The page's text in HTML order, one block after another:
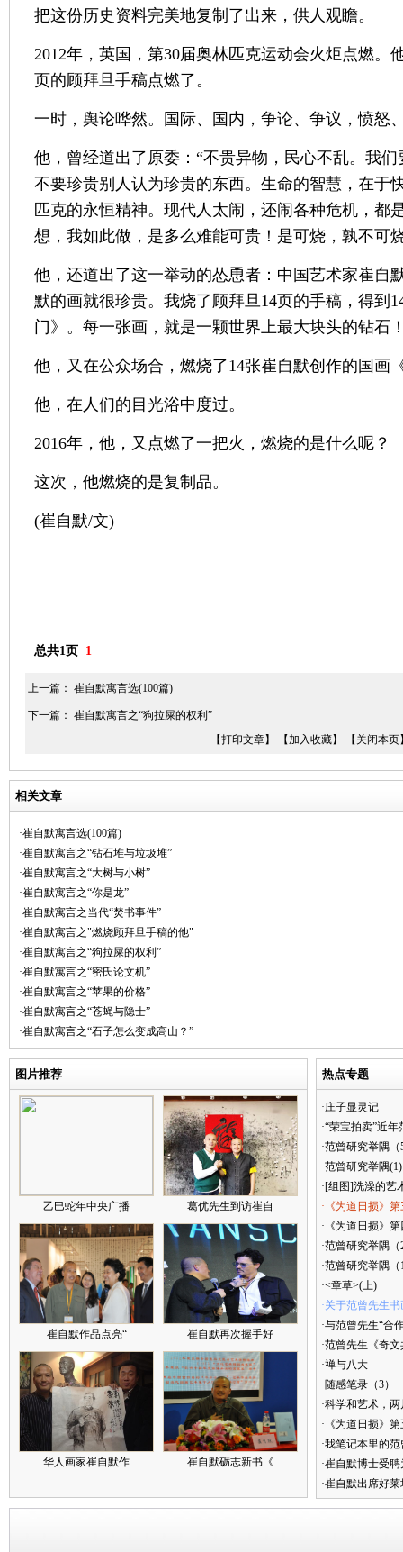
把这份历史资料完美地复制了出来，供人观瞻。
2012年，英国，第30届奥林匹克运动会火炬点燃。
页的顾拜旦手稿点燃了。
一时，舆论哗然。国际、国内，争论、争议，愤
他，曾经道出了原委：“不贵异物，民心不乱。我
不要珍贵别人认为珍贵的东西。生命的智慧，在于
匹克的永恒精神。现代人太闹，还闹各种危机，都
想，我如此做，是多么难能可贵！是可烧，孰不可
他，还道出了这一举动的怂恿者：中国艺术家崔自
默的画就很珍贵。我烧了顾拜旦14页的手稿，得到
门》。每一张画，就是一颗世界上最大块头的钻石
他，又在公众场合，燃烧了14张崔自默创作的国画
他，在人们的目光浴中度过。
2016年，他，又点燃了一把火，燃烧的是什么呢？
这次，他燃烧的是复制品。
(崔自默/文)
总共1页 1
上一篇： 崔自默寓言选(100篇)
下一篇： 崔自默寓言之“狗拉屎的权利”
【打印文章】
【加入收藏】 【关闭本页
相关文章
·崔自默寓言选(100篇)
·崔自默寓言之“钻石堆与垃圾堆”
·崔自默寓言之“大树与小树”
·崔自默寓言之“你是龙”
·崔自默寓言之当代“焚书事件”
·崔自默寓言之"燃烧顾拜旦手稿的他"
·崔自默寓言之“狗拉屎的权利”
·崔自默寓言之“密氏论文机”
·崔自默寓言之“苹果的价格”
·崔自默寓言之“苍蝇与隐士”
·崔自默寓言之“石子怎么变成高山？”
图片推荐
乙巳蛇年中央广播 葛优先生到访崔自
崔自默作品点亮“ 崔自默再次握手好
华人画家崔自默作 崔自默砺志新书《
热点专题
·庄子显灵记
·“荣宝拍卖”近
·范曾研究举隅（
·范曾研究举隅(1)
·[组图]洗澡的艺
·《为道日损》
·《为道日损》
·范曾研究举隅（
·范曾研究举隅（
·<章草>(上)
·关于范曾先生
·与范曾先生“合
·范曾先生《奇
·禅与八大
·随感笔录（3）
·科学和艺术，
·《为道日损》
·我笔记本里的
·崔自默博士受
·崔自默出席好